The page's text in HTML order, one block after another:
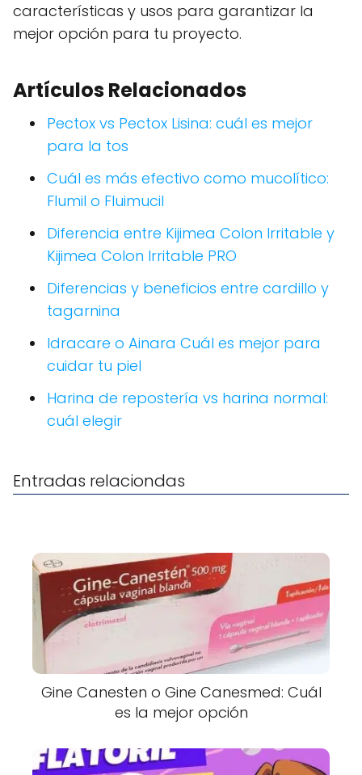
características y usos para garantizar la
mejor opción para tu proyecto.
Artículos Relacionados
Pectox vs Pectox Lisina: cuál es mejor
para la tos
Cuál es más efectivo como mucolítico:
Flumil o Fluimucil
Diferencia entre Kijimea Colon Irritable y
Kijimea Colon Irritable PRO
Diferencias y beneficios entre cardillo y
tagarnina
Idracare o Ainara Cuál es mejor para
cuidar tu piel
Harina de repostería vs harina normal:
cuál elegir
Entradas relaciondas
Gine Canesten o Gine Canesmed: Cuál
es la mejor opción